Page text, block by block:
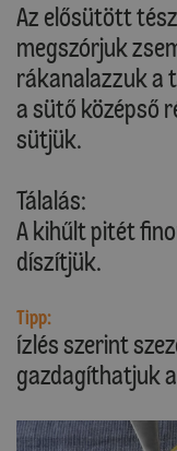
Az elősütött
megszórjuk
rákanalazzuk a
a sütő középső
sütjük.
Tálalás:
A kihűlt pitét
díszítjük.
Tipp:
Ízlés szerint
gazdagíthatjuk